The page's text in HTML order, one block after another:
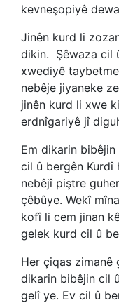
kevneşopiyê
Jinên kurd li
dikin. Şêwaza cil
xwediyê
nebêje jiyaneke
jinên kurd li xwe
erdnîgariyê jî
Em dikarin
cil û bergên Kurdî
nebêjî piştre
çêbûye. Wekî
kofî li cem jinan
gelek kurd cil û
Her çiqas zimanê
dikarin bibêjin cil
gelî ye. Ev cil û